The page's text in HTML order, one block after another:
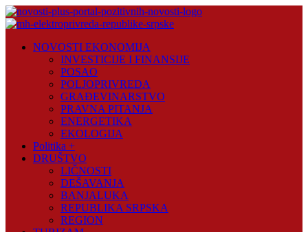
Skip
to
Plus
NOVOSTI EKONOMIJA
INVESTICIJE I FINANSIJE
POSAO
POLJOPRIVREDA
GRAĐEVINARSTVO
PRAVNA PITANJA
ENERGETIKA
EKOLOGIJA
Politika +
DRUŠTVO
LIČNOSTI
DEŠAVANJA
BANJALUKA
REPUBLIKA SRPSKA
REGION